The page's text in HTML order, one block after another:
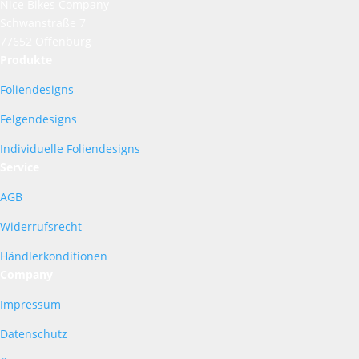
Foliendesigns
Felgendesigns
Individuelle Foliendesigns
AGB
Widerrufsrecht
Händlerkonditionen
Impressum
Datenschutz